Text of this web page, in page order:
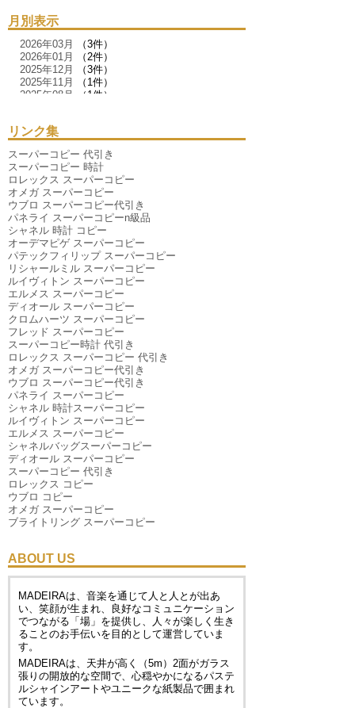
月別表示
2026年03月
（3件）
2026年01月
（2件）
2025年12月
（3件）
2025年11月
（1件）
2025年08月
（1件）
2025年04月
2025年01月（3件）
2024年12月（6件）
2024年11月（10件）
2024年10月（2件）
2024年09月（1件）
2024年08月（5件）
2024年07月 （6件）
2024年06月 （3件）
2024年05月（2件）
2024年04月（1件）
2024年03月 （3件）
2023年11月（1件）
2020年07月（1件）
2019年09月 （1件）
2019年01月（1件）
2018年07月（1件）
2018年01月（1件）
2016年12月（1件）
2016年06月（1件）
2015年12月（1件）
2015年07月 （1件）
リンク集
スーパーコピー 代引き
スーパーコピー 時計
ロレックス スーパーコピー
オメガ スーパーコピー
ウブロ スーパーコピー代引き
パネライ スーパーコピーn級品
シャネル 時計 コピー
オーデマピゲ スーパーコピー
パテックフィリップ スーパーコピー
リシャールミル スーパーコピー
ルイヴィトン スーパーコピー
エルメス スーパーコピー
ディオール スーパーコピー
クロムハーツ スーパーコピー
フレッド スーパーコピー
スーパーコピー時計 代引き
ロレックス スーパーコピー 代引き
オメガ スーパーコピー代引き
ウブロ スーパーコピー代引き
パネライ スーパーコピー
シャネル 時計スーパーコピー
ルイヴィトン スーパーコピー
エルメス スーパーコピー
シャネルバッグスーパーコピー
ディオール スーパーコピー
スーパーコピー 代引き
ロレックス コピー
ウブロ コピー
オメガ スーパーコピー
ブライトリング スーパーコピー
ABOUT US
MADEIRAは、音楽を通じて人と人とが出あ
い、笑顔が生まれ、良好なコミュニケーション
でつながる「場」を提供し、人々が楽しく生き
ることのお手伝いを目的として運営していま
す。
MADEIRAは、天井が高く（5m）2面がガラス
張りの開放的な空間で、心穏やかになるパステ
ルシャインアートやユニークな紙製品で囲まれ
ています。